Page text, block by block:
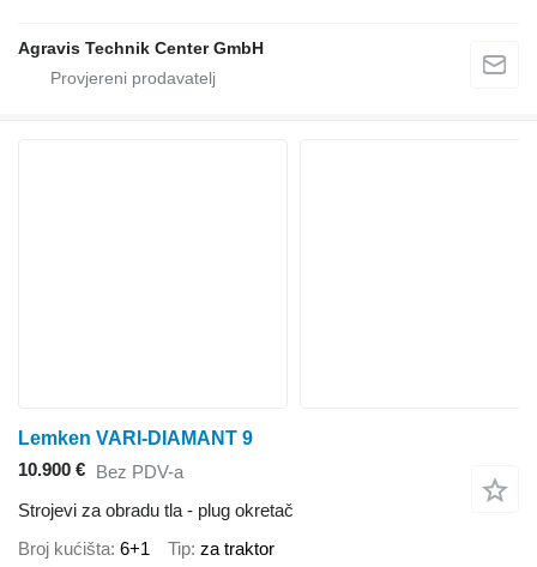
Agravis Technik Center GmbH
Lemken VARI-DIAMANT 9
10.900 € Bez PDV-a
Strojevi za obradu tla - plug okretač
Broj kućišta 6+1 Tip za traktor